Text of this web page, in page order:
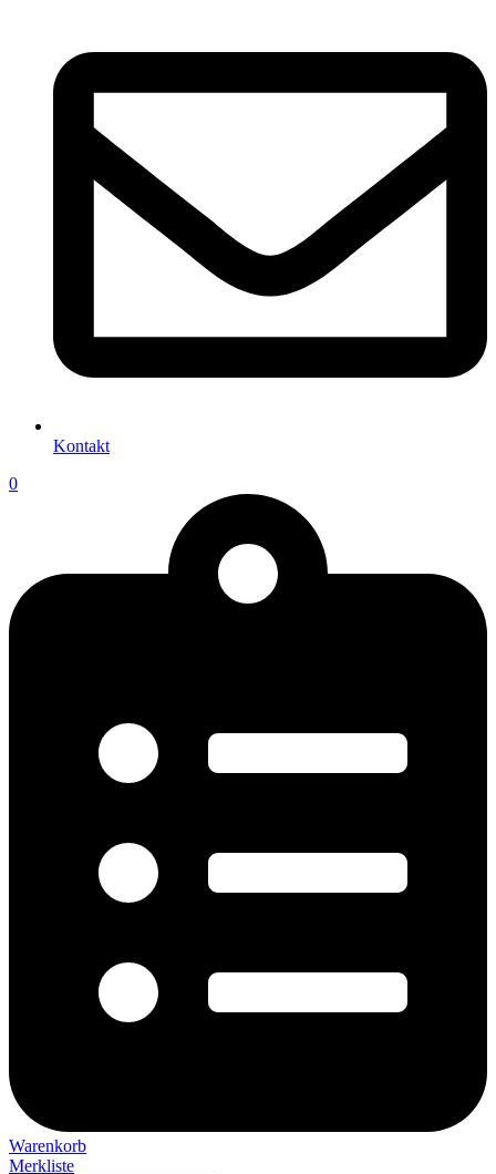
Kontakt
0
Warenkorb
Merkliste